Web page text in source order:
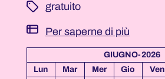
­ gratuito
Per saperne di più
GIUGNO-2026
Lun
Mar Mer Gio Ven